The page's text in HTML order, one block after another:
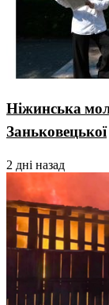
Ніжинська
Заньковецької
2 дні назад